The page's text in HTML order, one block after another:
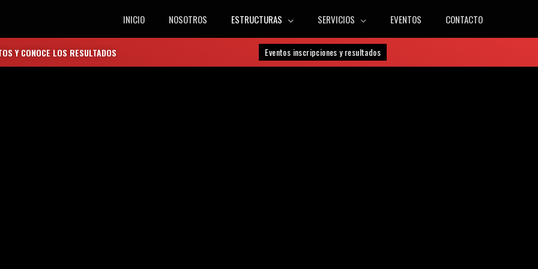
INICIO NOSOTROS ESTRUCTURAS SERVICIOS EVENTOS CONTACTO
Y CONOCE LOS RESULTADOS Eventos inscripciones y resultados